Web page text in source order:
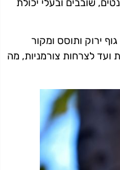
שובבים ובעלי יכולת
ירוק ותוסס ומקור
ועד לצרחות צורמניות, מה